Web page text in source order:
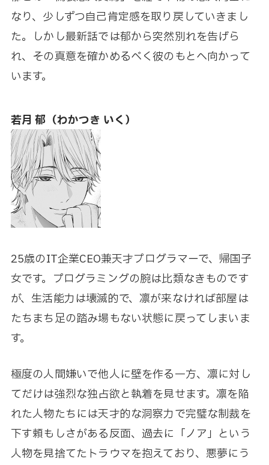
なり、少しずつ自己肯定感を取り戻していきまし
た。しかし最新話では郁から突然別れを告げら
れ、その真意を確かめるべく彼のもとへ向かって
います。
若月 郁（わかつき いく）
25歳のIT企業CEO兼天才プログラマーで、帰国子
女です。プログラミングの腕は比類なきものです
が、生活能力は壊滅的で、凛が来なければ部屋は
たちまち足の踏み場もない状態に戻ってしまいま
す。
極度の人間嫌いで他人に壁を作る一方、凛に対し
てだけは強烈な独占欲と執着を見せます。凛を陥
れた人物たちには天才的な洞察力で完璧な制裁を
下す頼もしさがある反面、過去に「ノア」という
人物を見捨てたトラウマを抱えており、悪夢にう